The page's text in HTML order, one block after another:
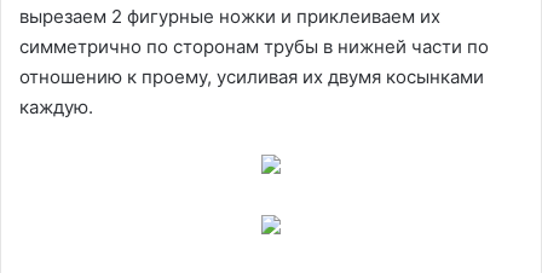
вырезаем 2 фигурные ножки и приклеиваем их
симметрично по сторонам трубы в нижней части по
отношению к проему, усиливая их двумя косынками
каждую.